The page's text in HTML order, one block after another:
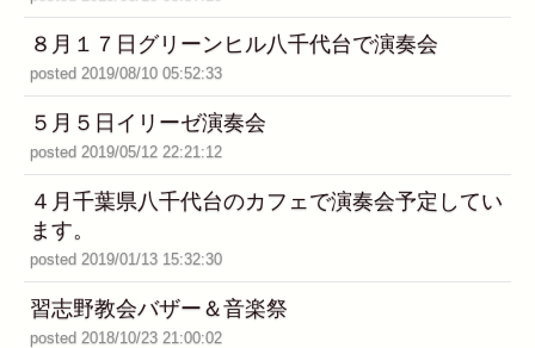
８月１７日グリーンヒル八千代台で演奏会
posted 2019/08/10 05:52:33
５月５日イリーゼ演奏会
posted 2019/05/12 22:21:12
４月千葉県八千代台のカフェで演奏会予定してい
ます。
posted 2019/01/13 15:32:30
習志野教会バザー＆音楽祭
posted 2018/10/23 21:00:02